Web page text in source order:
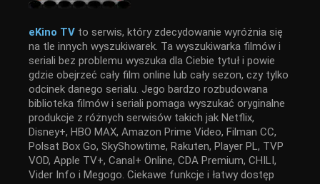
eKino TV to serwis, który zdecydowanie wyróżnia się
na tle innych wyszukiwarek. Ta wyszukiwarka filmów i
seriali bez problemu wyszuka dla Ciebie tytuł i powie
gdzie obejrzeć cały film online lub cały sezon, czy tylko
odcinek danego serialu. Jego bardzo rozbudowana
biblioteka filmów i seriali pomaga wyszukać oryginalne
produkcje z różnych serwisów takich jak Netflix,
Disney+, HBO MAX, Amazon Prime Video, Filman CC,
Polsat Box Go, SkyShowtime, Rakuten, Player PL, TVP
VOD, Apple TV+, Canal+ Online, CDA Premium, CHILI,
Vider Info i Megogo. Ciekawe funkcje i łatwy dostęp